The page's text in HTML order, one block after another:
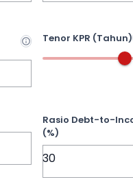
Tenor KPR (Tahun)
Rasio Debt-to-
(%)